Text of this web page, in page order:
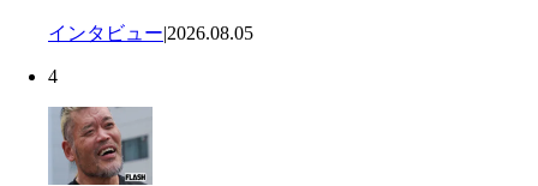
インタビュー|2026.08.05
4